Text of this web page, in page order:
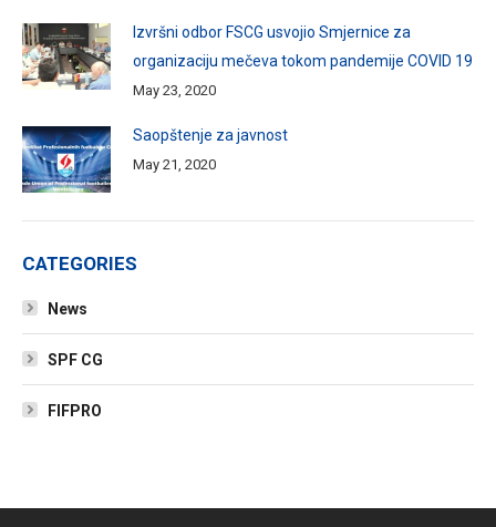
Izvršni odbor FSCG usvojio Smjernice za
organizaciju mečeva tokom pandemije COVID 19
May 23, 2020
Saopštenje za javnost
May 21, 2020
CATEGORIES
News
SPF CG
FIFPRO